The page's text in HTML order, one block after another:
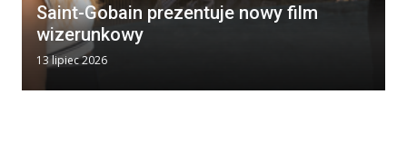
Saint-Gobain prezentuje nowy film
wizerunkowy
13 lipiec 2026